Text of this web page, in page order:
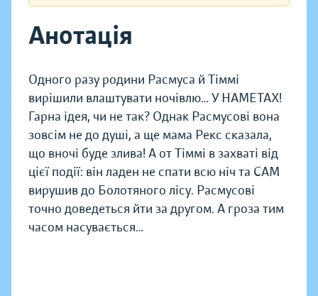
Анотація
Одного разу родини Расмуса й Тіммі
вирішили влаштувати ночівлю… У НАМЕТАХ!
Гарна ідея, чи не так? Однак Расмусові вона
зовсім не до душі, а ще мама Рекс сказала,
що вночі буде злива! А от Тіммі в захваті від
цієї події: він ладен не спати всю ніч та САМ
вирушив до Болотяного лісу. Расмусові
точно доведеться йти за другом. А гроза тим
часом насувається…